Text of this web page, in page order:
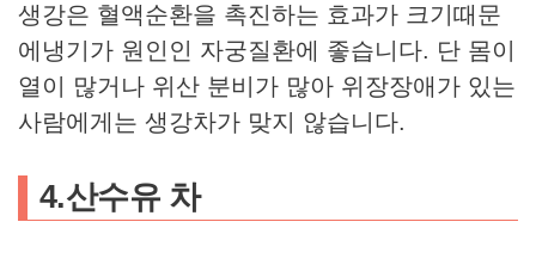
생강은 혈액순환을 촉진하는 효과가 크기때문
에냉기가 원인인 자궁질환에 좋습니다. 단 몸이
열이 많거나 위산 분비가 많아 위장장애가 있는
사람에게는 생강차가 맞지 않습니다.
​4.산수유 차